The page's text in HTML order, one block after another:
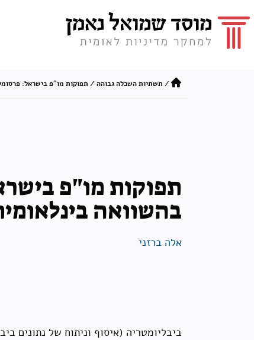
/ תשתיות השכלה גבוהה / תפוקות מו"פ בישראל:
תפוקות מו"פ
בהשוואה
אלה ברזני
ביבליומטריה (איסוף וניתוח של נתונים